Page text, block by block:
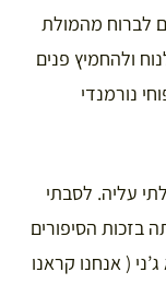
לברוח מהמולת
ולהחמיץ פנים
נורמנדי
עליה. לסבתי
בזכות הסיפורים
( אנחנו קראנו